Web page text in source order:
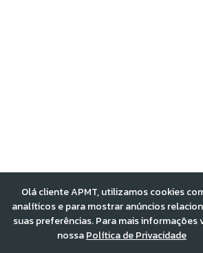
Olá cliente APMT, utilizamos cookies
analíticos e para mostrar anúncios
suas preferências. Para mais informações
nossaPolítica de Privacidade